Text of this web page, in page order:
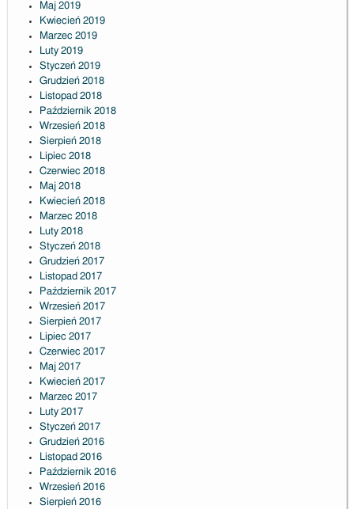
Maj 2019
Kwiecień 2019
Marzec 2019
Luty 2019
Styczeń 2019
Grudzień 2018
Listopad 2018
Październik 2018
Wrzesień 2018
Sierpień 2018
Lipiec 2018
Czerwiec 2018
Maj 2018
Kwiecień 2018
Marzec 2018
Luty 2018
Styczeń 2018
Grudzień 2017
Listopad 2017
Październik 2017
Wrzesień 2017
Sierpień 2017
Lipiec 2017
Czerwiec 2017
Maj 2017
Kwiecień 2017
Marzec 2017
Luty 2017
Styczeń 2017
Grudzień 2016
Listopad 2016
Październik 2016
Wrzesień 2016
Sierpień 2016